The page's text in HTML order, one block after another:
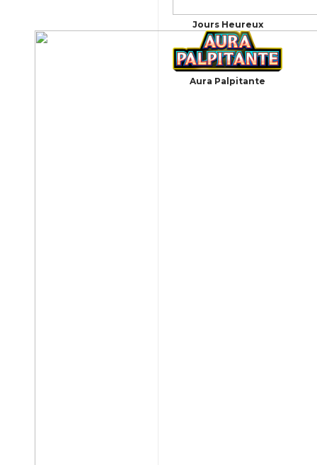
Jours Heureux
Aura Palpitante